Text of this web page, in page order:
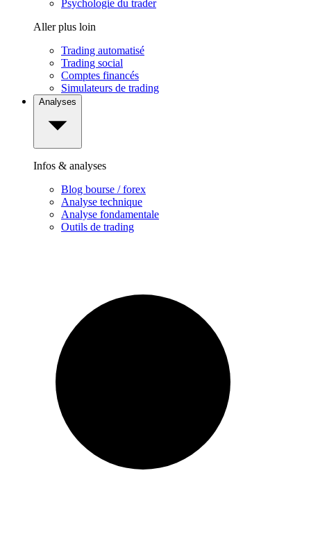
Psychologie du trader
Aller plus loin
Trading automatisé
Trading social
Comptes financés
Simulateurs de trading
Analyses
Infos & analyses
Blog bourse / forex
Analyse technique
Analyse fondamentale
Outils de trading